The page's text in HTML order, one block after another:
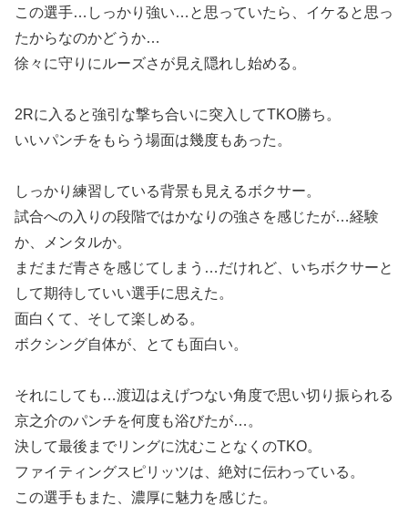
この選手…しっかり強い…と思っていたら、イケると思っ
たからなのかどうか…
徐々に守りにルーズさが見え隠れし始める。
2Rに入ると強引な撃ち合いに突入してTKO勝ち。
いいパンチをもらう場面は幾度もあった。
しっかり練習している背景も見えるボクサー。
試合への入りの段階ではかなりの強さを感じたが…経験
か、メンタルか。
まだまだ青さを感じてしまう…だけれど、いちボクサーと
して期待していい選手に思えた。
面白くて、そして楽しめる。
ボクシング自体が、とても面白い。
それにしても…渡辺はえげつない角度で思い切り振られる
京之介のパンチを何度も浴びたが…。
決して最後までリングに沈むことなくのTKO。
ファイティングスピリッツは、絶対に伝わっている。
この選手もまた、濃厚に魅力を感じた。